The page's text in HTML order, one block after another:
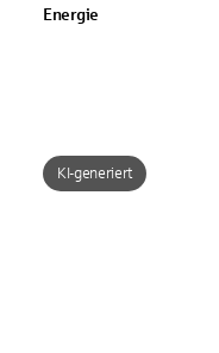
KI-generiert
Energie